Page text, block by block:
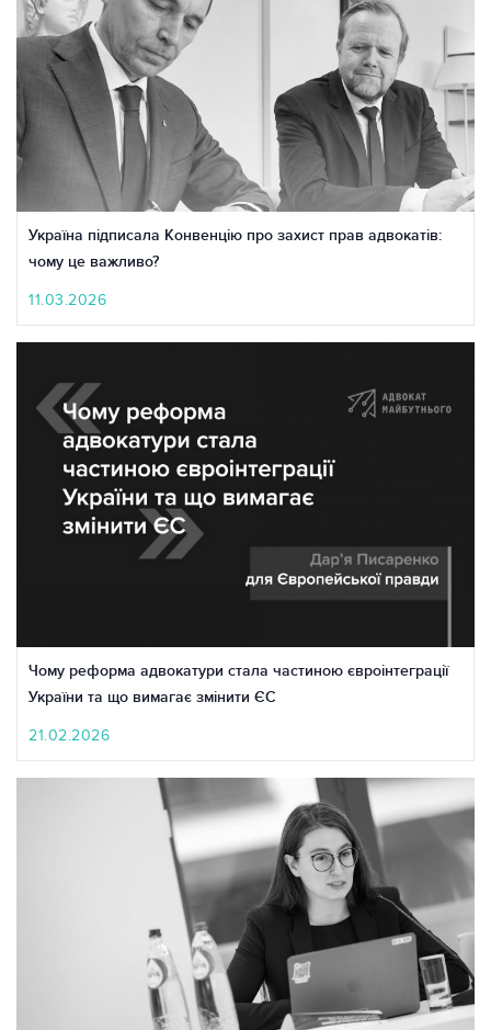
Україна підписала Конвенцію про захист прав адвокатів:
чому це важливо?
11.03.2026
Чому реформа адвокатури стала частиною євроінтеграції
України та що вимагає змінити ЄС
21.02.2026